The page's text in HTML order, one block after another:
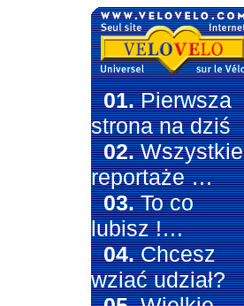
01.Pierwsza
strona na dziś
02.Wszystkie
reportaże …
03.To co
lubisz !…
04.Chcesz
wziać udział?